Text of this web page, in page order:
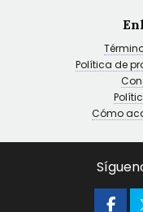
Política de
Cómo